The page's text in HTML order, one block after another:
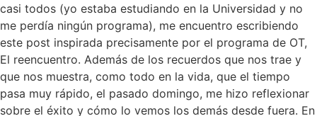
casi todos (yo estaba estudiando en la Universidad y no
me perdía ningún programa), me encuentro escribiendo
este post inspirada precisamente por el programa de OT,
El reencuentro. Además de los recuerdos que nos trae y
que nos muestra, como todo en la vida, que el tiempo
pasa muy rápido, el pasado domingo, me hizo reflexionar
sobre el éxito y cómo lo vemos los demás desde fuera. En